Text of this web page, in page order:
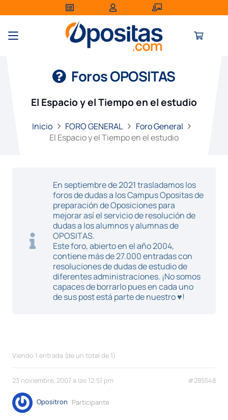
Foros OPOSITAS
El Espacio y el Tiempo en el estudio
Inicio FORO GENERAL
Foro General
El Espacio y el Tiempo en el estudio
En septiembre de 2021 trasladamos los
foros de dudas a los Campus Opositas de
preparación de Oposiciones para
mejorar así el servicio de resolución de
dudas a los alumnos y alumnas de
OPOSITAS.
Este foro, abierto en el año 2004,
contiene más de 27.000 entradas con
resoluciones de dudas de estudio de
diferentes administraciones. ¡No somos
capaces de borrarlo pues en cada uno
de sus post está parte de nuestro ♥!
Viendo 1 entrada (de un total de 1)
23 noviembre, 2007 a las 12:51 pm #285548
Opositron Participante